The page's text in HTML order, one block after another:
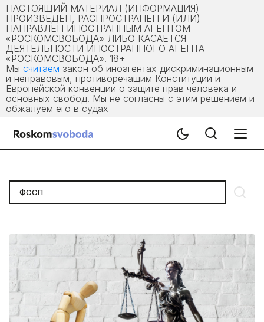
НАСТОЯЩИЙ МАТЕРИАЛ (ИНФОРМАЦИЯ)
ПРОИЗВЕДЕН, РАСПРОСТРАНЕН И (ИЛИ)
НАПРАВЛЕН ИНОСТРАННЫМ АГЕНТОМ
«РОСКОМСВОБОДА» ЛИБО КАСАЕТСЯ
ДЕЯТЕЛЬНОСТИ ИНОСТРАННОГО АГЕНТА
«РОСКОМСВОБОДА». 18+
Мы считаем закон об иноагентах дискриминационным
и неправовым, противоречащим Конституции и
Европейской конвенции о защите прав человека и
основных свобод. Мы не согласны с этим решением и
обжалуем его в судах